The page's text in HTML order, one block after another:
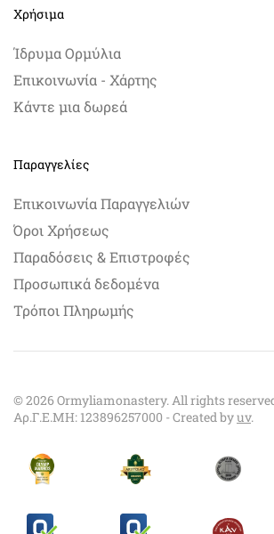
Χρήσιμα
Ίδρυμα Ορμύλια
Επικοινωνία - Χάρτης
Κάντε μια δωρεά
Παραγγελίες
Επικοινωνία Παραγγελιών
Όροι Χρήσεως
Παραδόσεις & Επιστροφές
Προσωπικά δεδομένα
Τρόποι Πληρωμής
©2026Ormyliamonastery. All rights
Αρ.Γ.Ε.ΜΗ: 123896257000 - Created byuv.